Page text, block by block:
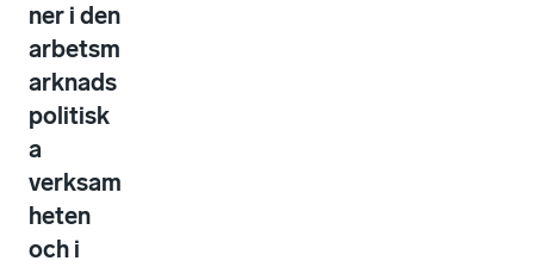
ner i den
arbetsm
arknads
politisk
a
verksam
heten
och i